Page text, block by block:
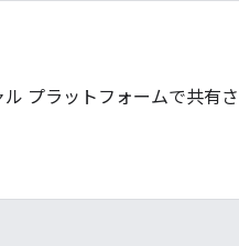
プラットフォームで共有